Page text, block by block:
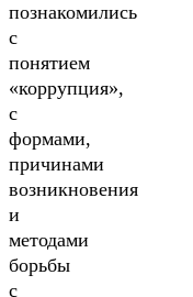
познакомились
с
понятием
«коррупция»,
с
формами,
причинами
возникновения
и
методами
борьбы
с